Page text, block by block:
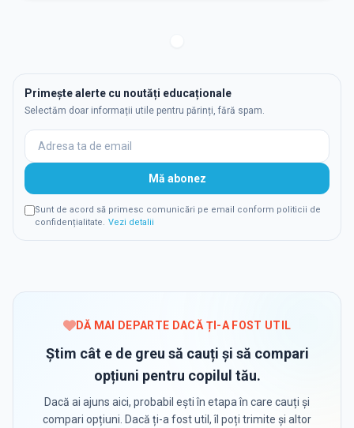
Primește alerte cu noutăți educaționale
Selectăm doar informații utile pentru părinți, fără spam.
Mă abonez
Sunt de acord să primesc comunicări pe email conform politicii de
confidențialitate. Vezi detalii
DĂ MAI DEPARTE DACĂ ȚI-A FOST UTIL
Știm cât e de greu să cauți și să compari
opțiuni pentru copilul tău.
Dacă ai ajuns aici, probabil ești în etapa în care cauți și
compari opțiuni. Dacă ți-a fost util, îl poți trimite și altor